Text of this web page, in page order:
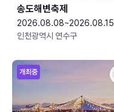
송도해변축제
2026.08.08~2026.08.15
인천광역시 연수구
개최중